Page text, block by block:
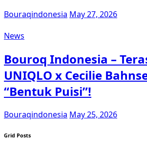
Bouraqindonesia May 27, 2026
News
Bouroq Indonesia –
UNIQLO x Cecilie
“Bentuk Puisi”!
Bouraqindonesia May 25, 2026
Grid Posts